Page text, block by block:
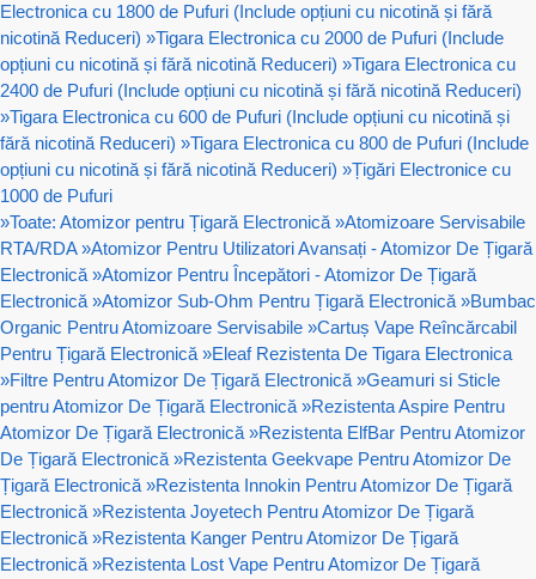
Electronica cu 1800 de Pufuri (Include opțiuni cu nicotină și fără
nicotină Reduceri) »Tigara Electronica cu 2000 de Pufuri (Include
opțiuni cu nicotină și fără nicotină Reduceri) »Tigara Electronica cu
2400 de Pufuri (Include opțiuni cu nicotină și fără nicotină Reduceri)
»Tigara Electronica cu 600 de Pufuri (Include opțiuni cu nicotină și
fără nicotină Reduceri) »Tigara Electronica cu 800 de Pufuri (Include
opțiuni cu nicotină și fără nicotină Reduceri) »Țigări Electronice cu
1000 de Pufuri
»Toate: Atomizor pentru Țigară Electronică »Atomizoare Servisabile
RTA/RDA »Atomizor Pentru Utilizatori Avansați - Atomizor De Țigară
Electronică »Atomizor Pentru Începători - Atomizor De Țigară
Electronică »Atomizor Sub-Ohm Pentru Țigară Electronică »Bumbac
Organic Pentru Atomizoare Servisabile »Cartuș Vape Reîncărcabil
Pentru Țigară Electronică »Eleaf Rezistenta De Tigara Electronica
»Filtre Pentru Atomizor De Țigară Electronică »Geamuri si Sticle
pentru Atomizor De Țigară Electronică »Rezistenta Aspire Pentru
Atomizor De Țigară Electronică »Rezistenta ElfBar Pentru Atomizor
De Țigară Electronică »Rezistenta Geekvape Pentru Atomizor De
Țigară Electronică »Rezistenta Innokin Pentru Atomizor De Țigară
Electronică »Rezistenta Joyetech Pentru Atomizor De Țigară
Electronică »Rezistenta Kanger Pentru Atomizor De Țigară
Electronică »Rezistenta Lost Vape Pentru Atomizor De Țigară